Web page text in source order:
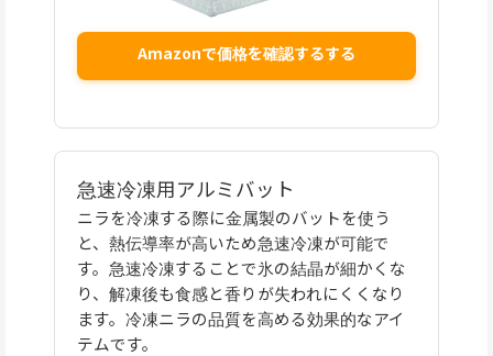
Amazonで価格を確認するする
急速冷凍用アルミバット
ニラを冷凍する際に金属製のバットを使う
と、熱伝導率が高いため急速冷凍が可能で
す。急速冷凍することで氷の結晶が細かくな
り、解凍後も食感と香りが失われにくくなり
ます。冷凍ニラの品質を高める効果的なアイ
テムです。